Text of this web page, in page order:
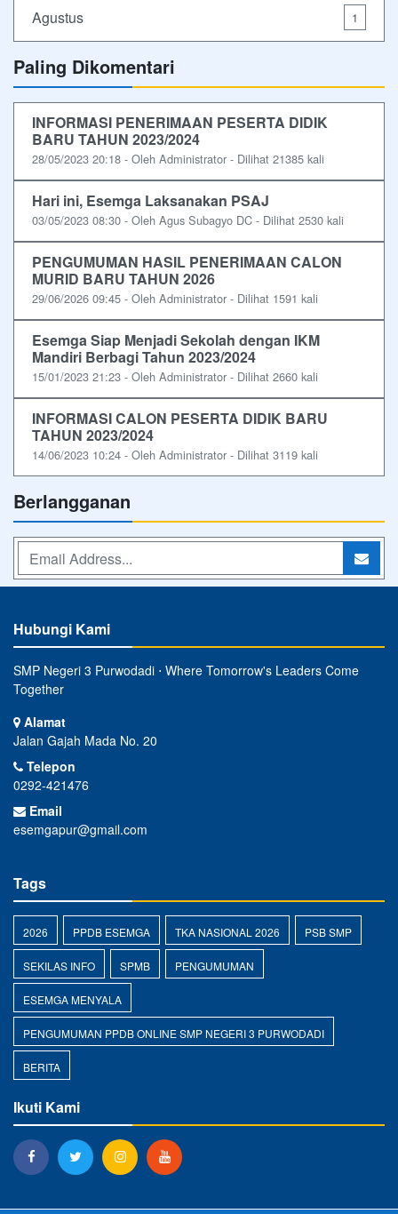
Agustus 1
Paling Dikomentari
INFORMASI PENERIMAAN PESERTA DIDIK
BARU TAHUN 2023/2024
28/05/2023 20:18 - Oleh Administrator - Dilihat 21385 kali
Hari ini, Esemga Laksanakan PSAJ
03/05/2023 08:30 - Oleh Agus Subagyo DC - Dilihat 2530 kali
PENGUMUMAN HASIL PENERIMAAN CALON
MURID BARU TAHUN 2026
29/06/2026 09:45 - Oleh Administrator - Dilihat 1591 kali
Esemga Siap Menjadi Sekolah dengan IKM
Mandiri Berbagi Tahun 2023/2024
15/01/2023 21:23 - Oleh Administrator - Dilihat 2660 kali
INFORMASI CALON PESERTA DIDIK BARU
TAHUN 2023/2024
14/06/2023 10:24 - Oleh Administrator - Dilihat 3119 kali
Berlangganan
Hubungi Kami
SMP Negeri 3 Purwodadi ⋅ Where Tomorrow's Leaders Come
Together
Alamat
Jalan Gajah Mada No. 20
Telepon
0292-421476
Email
esemgapur@gmail.com
Tags
2026 PPDB ESEMGA TKA NASIONAL 2026 PSB SMP
SEKILAS INFO SPMB PENGUMUMAN
ESEMGA MENYALA
PENGUMUMAN PPDB ONLINE SMP NEGERI 3 PURWODADI
BERITA
Ikuti Kami